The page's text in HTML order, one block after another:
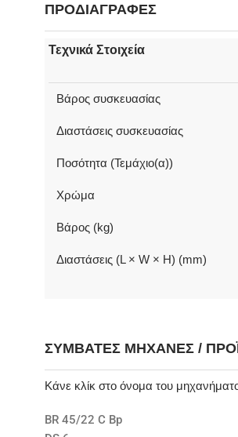
ΠΡΟΔΙΑΓΡΑΦΕΣ
Τεχνικά Στοιχεία
Βάρος συσκευασίας
Διαστάσεις συσκευασίας
Ποσότητα (Τεμάχιο(α))
Χρώμα
Βάρος (kg)
Διαστάσεις (L × W × H) (mm)
ΣΥΜΒΑΤΈΣ ΜΗΧΑΝΈΣ /
Κάνε κλίκ στο όνομα του
BR 45/22 C Bp